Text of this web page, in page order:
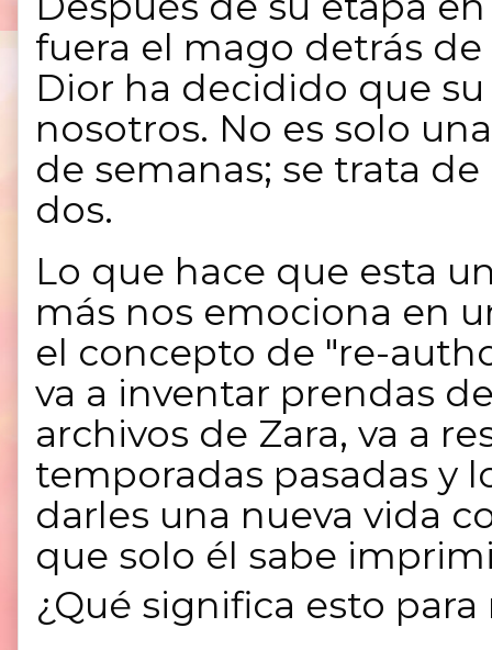
fuera el mago detrás
Dior ha decidido que
nosotros. No es solo
de semanas; se trata
dos.
Lo que hace que esta
más nos emociona en
el concepto de "re-
va a inventar prendas
archivos de Zara, va a
temporadas pasadas y
darles una nueva vida
que solo él sabe
¿Qué significa esto para